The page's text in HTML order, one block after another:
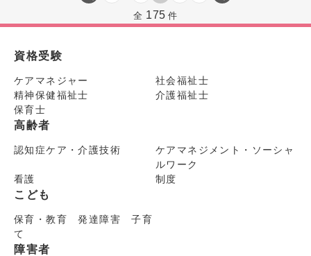
全 175 件
資格受験
ケアマネジャー
社会福祉士
精神保健福祉士
介護福祉士
保育士
高齢者
認知症ケア・介護技術
ケアマネジメント・ソーシャ
ルワーク
看護
制度
こども
保育・教育 発達障害 子育
て
障害者